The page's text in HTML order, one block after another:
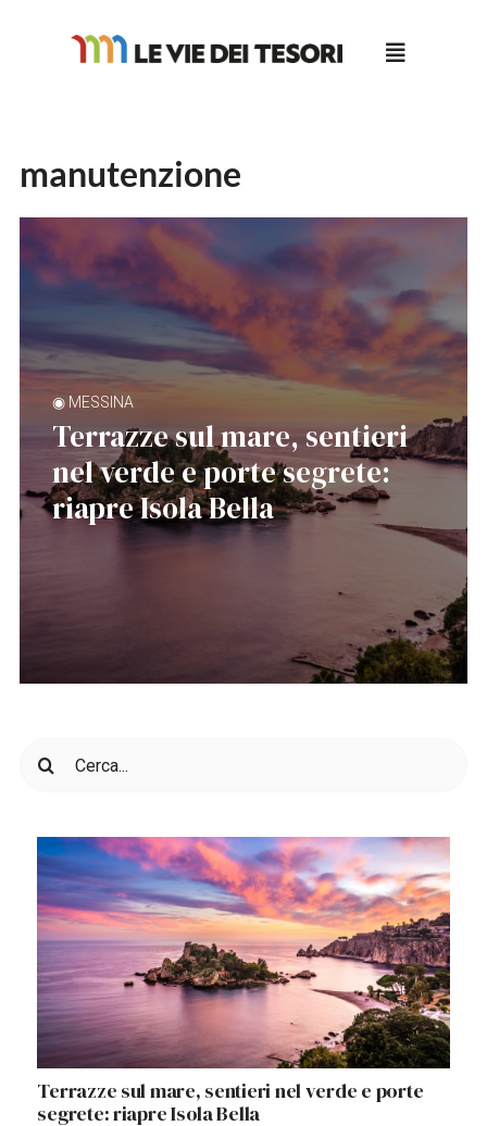
manutenzione
◉ MESSINA
Terrazze sul mare, sentieri
nel verde e porte segrete:
riapre Isola Bella
per:
Terrazze sul mare, sentieri nel verde e porte
segrete: riapre Isola Bella